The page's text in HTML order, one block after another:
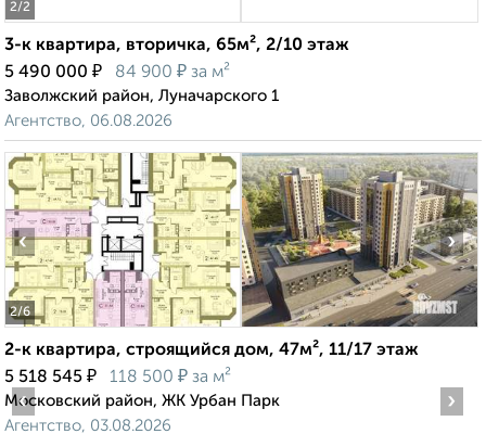
2/2
3-к квартира, вторичка, 65м², 2/10 этаж
5 490 000 ₽ 84 900 ₽ за м²
Заволжский район, Луначарского 1
Агентство, 06.08.2026
2/6
‹ ›
2-к квартира, строящийся дом, 47м², 11/17 этаж
5 518 545 ₽ 118 500 ₽ за м²
Московский район, ЖК Урбан Парк
Агентство, 03.08.2026
‹ ›